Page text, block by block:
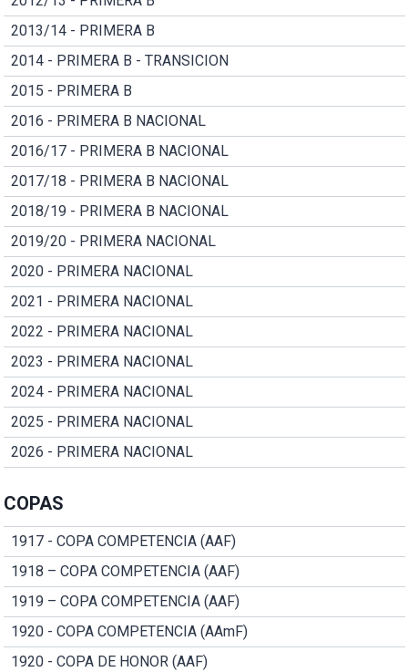
2013/14 - PRIMERA B
2014 - PRIMERA B - TRANSICION
2015 - PRIMERA B
2016 - PRIMERA B NACIONAL
2016/17 - PRIMERA B NACIONAL
2017/18 - PRIMERA B NACIONAL
2018/19 - PRIMERA B NACIONAL
2019/20 - PRIMERA NACIONAL
2020 - PRIMERA NACIONAL
2021 - PRIMERA NACIONAL
2022 - PRIMERA NACIONAL
2023 - PRIMERA NACIONAL
2024 - PRIMERA NACIONAL
2025 - PRIMERA NACIONAL
2026 - PRIMERA NACIONAL
COPAS
1917 - COPA COMPETENCIA (AAF)
1918 – COPA COMPETENCIA (AAF)
1919 – COPA COMPETENCIA (AAF)
1920 - COPA COMPETENCIA (AAmF)
1920 - COPA DE HONOR (AAF)